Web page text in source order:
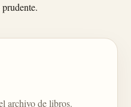
archivo de libros.